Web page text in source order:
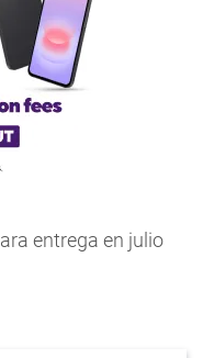
entrega en julio